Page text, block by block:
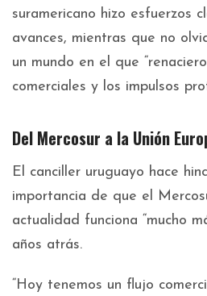
suramericano hizo esfuerzos
avances, mientras que no
un mundo en el que
comerciales y los impulsos
Del Mercosur a la Unión
El canciller uruguayo hace
importancia de que el
actualidad funciona “mucho
años atrás.
“Hoy tenemos un flujo